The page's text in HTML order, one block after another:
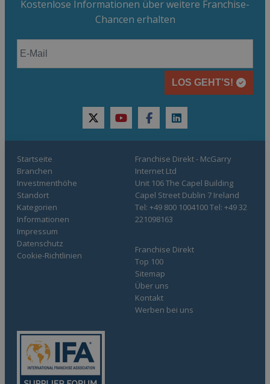
Kostenlose Informationen über weitere Franchise-
Chancen erhalten
LOS GEHT’S!
twitteryoutubefacebooklinkedin
Startseite
Branchen
Investmenthöhe
Standort
Kategorien
Informationen
Franchise Direkt
Top 100
Sitemap
Über uns
Kontakt
Werben bei uns
Impressum
Datenschutz
Cookie-Richtlinien
Franchise Direkt - McGarry
Internet Ltd
Unit 106 The Capel Building
Capel Street Dublin 7 Ireland
Tel: +49 800 1004100 Tel: +49 32
221098163